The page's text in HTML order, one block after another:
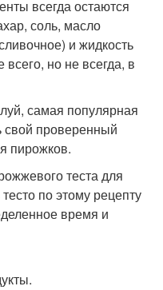
всегда остаются
соль, масло
и жидкость
но не всегда, в
самая популярная
свой проверенный
пирожков.
теста для
по этому рецепту
время и